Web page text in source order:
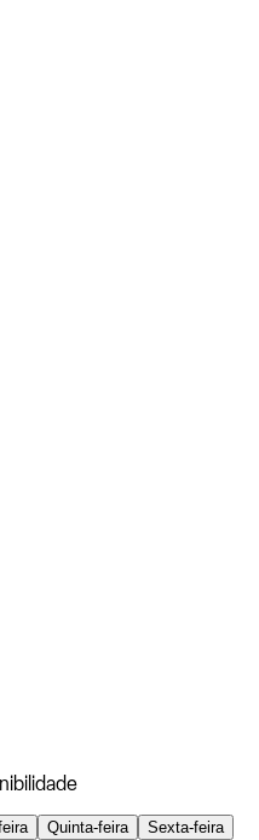
Quinta-feira
Sexta-feira